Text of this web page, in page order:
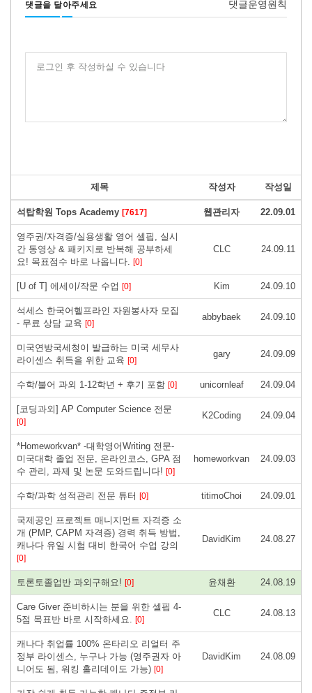
댓글을 달아주세요 댓글운영원칙
로그인 후 작성하실 수 있습니다
제목 작성자 작성일
석탑학원 Tops Academy [7617] 웹관리자 22.09.01
영주권/자격증/실용생활 영어 셀핍, 실시
간 동영상 & 패키지로 반복해 공부하세
요! 목표점수 바로 나옵니다. [0]
CLC 24.09.11
[U of T] 에세이/작문 수업 [0] Kim 24.09.10
석세스 한국어헬프라인 자원봉사자 모집
- 무료 상담 교육 [0]
abbybaek 24.09.10
미국연방국세청이 발급하는 미국 세무사
라이센스 취득을 위한 교육 [0]
gary 24.09.09
수학/불어 과외 1-12학년 + 후기 포함 [0] unicornleaf 24.09.04
[코딩과외] AP Computer Science 전문
[0]
K2Coding 24.09.04
*Homeworkvan* -대학영어Writing 전문-
미국대학 졸업 전문, 온라인코스, GPA 점
수 관리, 과제 및 논문 도와드립니다! [0]
homeworkvan 24.09.03
수학/과학 성적관리 전문 튜터 [0] titimoChoi 24.09.01
국제공인 프로젝트 매니지먼트 자격증 소
개 (PMP, CAPM 자격증) 경력 취득 방법,
캐나다 유일 시험 대비 한국어 수업 강의
[0]
DavidKim 24.08.27
토론토졸업반 과외구해요! [0] 윤채환 24.08.19
Care Giver 준비하시는 분을 위한 셀핍 4-
5점 목표반 바로 시작하세요. [0]
CLC 24.08.13
캐나다 취업률 100% 온타리오 리얼터 주
정부 라이센스, 누구나 가능 (영주권자 아
니어도 됨, 워킹 홀리데이도 가능) [0]
DavidKim 24.08.09